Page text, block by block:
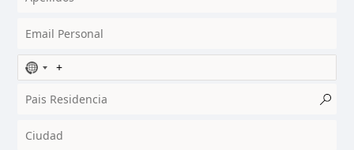
N
o
c
u